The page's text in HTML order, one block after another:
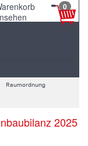
0
Raumordnung
2025